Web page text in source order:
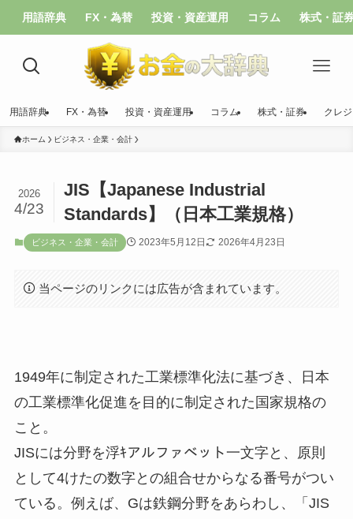
用語辞典 FX・為替 投資・資産運用 コラム 株式・証
用語辞典 FX・為替 投資・資産運用 コラム 株式・証券 クレ
ホーム ビジネス・企業・会計
JIS【Japanese Industrial
Standards】（日本工業規格）
2026
4/23
ビジネス・企業・会計 2023年5月12日 2026年4月23日
当ページのリンクには広告が含まれています。
1949年に制定された工業標準化法に基づき、日本
の工業標準化促進を目的に制定された国家規格の
こと。
JISには分野を浮ｷアルファベット一文字と、原則
として4けたの数字との組合せからなる番号がつい
ている。例えば、Gは鉄鋼分野をあらわし、「JIS